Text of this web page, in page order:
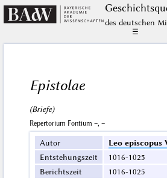
des deutschen
☰
Epistolae
(Briefe)
Repertorium Fontium –, –
Autor
Leo episcopus
Entstehungszeit
1016-1025
Berichtszeit
1016-1025